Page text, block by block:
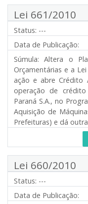
Lei 661/2010
Status: ---
Data de Publicação:
Súmula: Altera o
Orçamentárias e a
ação e abre Crédito
operação de
Paraná S.A., no
Aquisição de
Prefeituras) e dá
Lei 660/2010
Status: ---
Data de Publicação: